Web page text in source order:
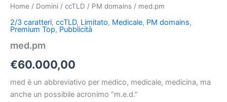
Home / Domini / ccTLD / PM domains / med.pm
2/3 caratteri, ccTLD, Limitato, Medicale, PM domains,
Premium Top, Pubblicità
med.pm
€60.000,00
med è un abbreviativo per medico, medicale, medicina, ma
anche un possibile acronimo “m.e.d.”